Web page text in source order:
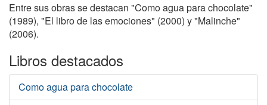
Entre sus obras se destacan "Como agua para chocolate"
(1989), "El libro de las emociones" (2000) y "Malinche"
(2006).
Libros destacados
Como agua para chocolate